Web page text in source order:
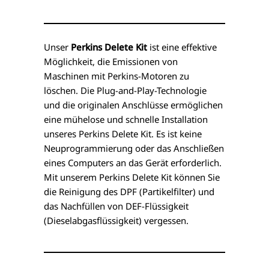
Unser Perkins Delete Kit ist eine effektive
Möglichkeit, die Emissionen von
Maschinen mit Perkins-Motoren zu
löschen. Die Plug-and-Play-Technologie
und die originalen Anschlüsse ermöglichen
eine mühelose und schnelle Installation
unseres Perkins Delete Kit. Es ist keine
Neuprogrammierung oder das Anschließen
eines Computers an das Gerät erforderlich.
Mit unserem Perkins Delete Kit können Sie
die Reinigung des DPF (Partikelfilter) und
das Nachfüllen von DEF-Flüssigkeit
(Dieselabgasflüssigkeit) vergessen.